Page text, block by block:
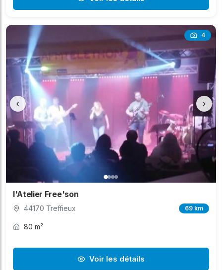
4
‹ ›
l'Atelier Free'son
44170 Treffieux 69 km
80 m²
Voir les détails